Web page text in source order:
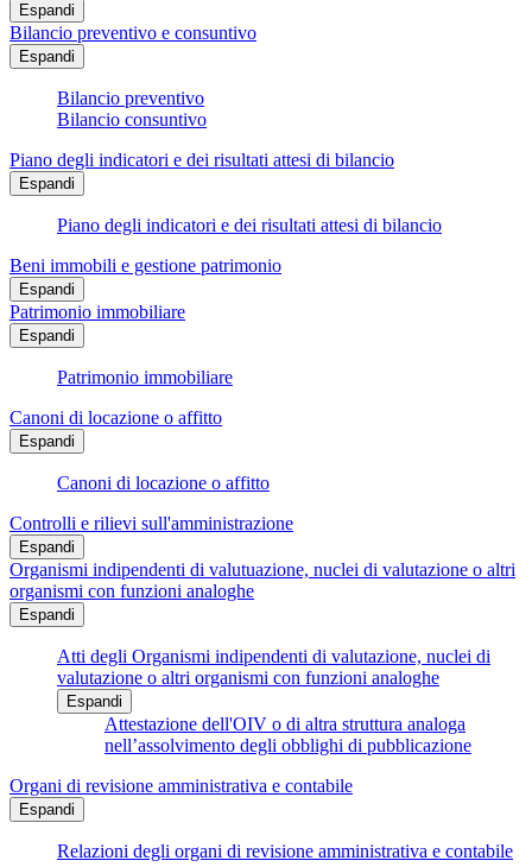
Espandi
Bilancio preventivo e consuntivo
Espandi
Bilancio preventivo
Bilancio consuntivo
Piano degli indicatori e dei risultati attesi di bilancio
Espandi
Piano degli indicatori e dei risultati attesi di bilancio
Beni immobili e gestione patrimonio
Espandi
Patrimonio immobiliare
Espandi
Patrimonio immobiliare
Canoni di locazione o affitto
Espandi
Canoni di locazione o affitto
Controlli e rilievi sull'amministrazione
Espandi
Organismi indipendenti di valutuazione, nuclei di valutazione o altri
organismi con funzioni analoghe
Espandi
Atti degli Organismi indipendenti di valutazione, nuclei di
valutazione o altri organismi con funzioni analoghe
Espandi
Attestazione dell'OIV o di altra struttura analoga
nell’assolvimento degli obblighi di pubblicazione
Organi di revisione amministrativa e contabile
Espandi
Relazioni degli organi di revisione amministrativa e contabile